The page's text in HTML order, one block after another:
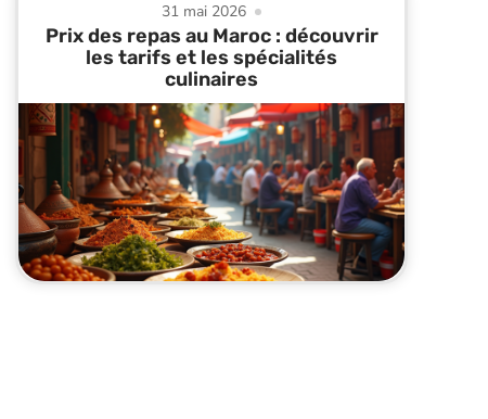
31 mai 2026
Prix des repas au Maroc : découvrir
les tarifs et les spécialités
culinaires